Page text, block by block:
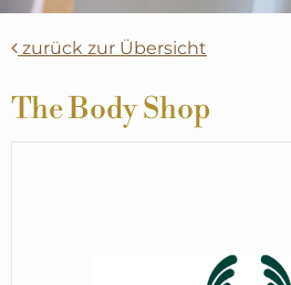
zurück zur Übersicht
The Body Shop